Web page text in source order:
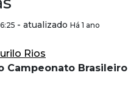
- atualizado Há 1 ano
Rios
Campeonato Brasileiro